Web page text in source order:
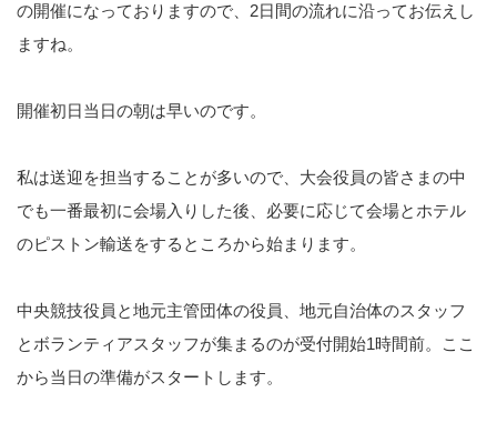
の開催になっておりますので、2日間の流れに沿ってお伝えし
ますね。
開催初日当日の朝は早いのです。
私は送迎を担当することが多いので、大会役員の皆さまの中
でも一番最初に会場入りした後、必要に応じて会場とホテル
のピストン輸送をするところから始まります。
中央競技役員と地元主管団体の役員、地元自治体のスタッフ
とボランティアスタッフが集まるのが受付開始1時間前。ここ
から当日の準備がスタートします。